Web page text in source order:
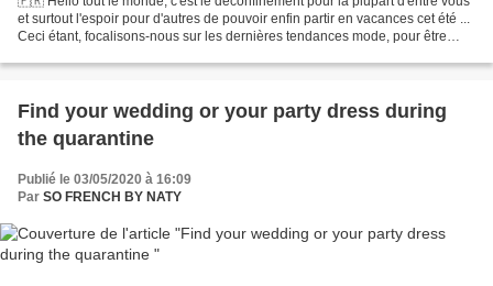
et surtout l'espoir pour d'autres de pouvoir enfin partir en vacances cet été ...
Ceci étant, focalisons-nous sur les dernières tendances mode, pour être
Find your wedding or your party dress during
the quarantine
Publié le 03/05/2020 à 16:09
Par SO FRENCH BY NATY